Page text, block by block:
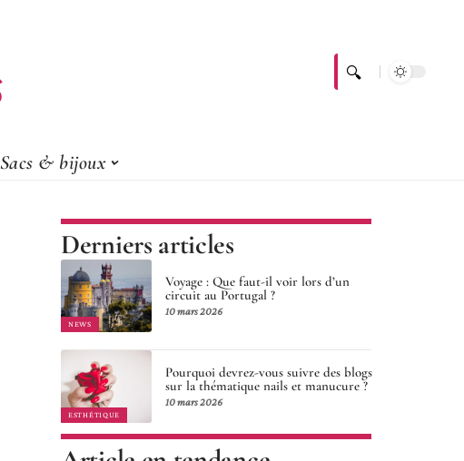
Sacs & bijoux
Derniers articles
NEWS
Voyage : Que faut-il voir lors d’un
circuit au Portugal ?
10 mars 2026
ESTHÉTIQUE
Pourquoi devrez-vous suivre des blogs
sur la thématique nails et manucure ?
10 mars 2026